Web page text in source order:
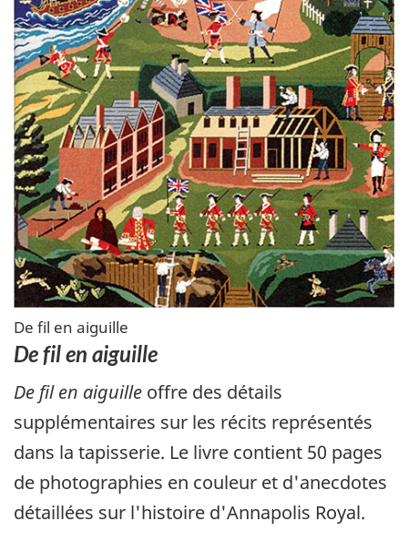
De fil en aiguille
De fil en aiguille
De fil en aiguille offre des détails
supplémentaires sur les récits représentés
dans la tapisserie. Le livre contient 50 pages
de photographies en couleur et d'anecdotes
détaillées sur l'histoire d'Annapolis Royal.